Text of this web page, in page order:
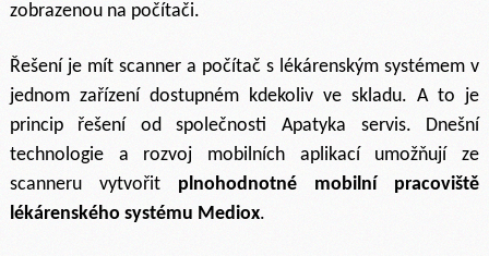
zobrazenou na počítači.
Řešení je mít scanner a počítač s lékárenským systémem v
jednom zařízení dostupném kdekoliv ve skladu. A to je
princip řešení od společnosti Apatyka servis. Dnešní
technologie a rozvoj mobilních aplikací umožňují ze
scanneru vytvořit plnohodnotné mobilní pracoviště
lékárenského systému Mediox.